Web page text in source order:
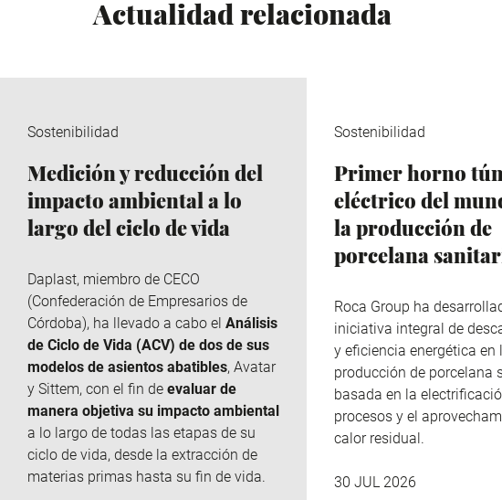
Actualidad relacionada
Sostenibilidad
Medición y reducción del
impacto ambiental a lo
largo del ciclo de vida
Daplast, miembro de CECO
(Confederación de Empresarios de
Córdoba), ha llevado a cabo el Análisis
de Ciclo de Vida (ACV) de dos de sus
modelos de asientos abatibles, Avatar
y Sittem, con el fin de evaluar de
manera objetiva su impacto ambiental
a lo largo de todas las etapas de su
ciclo de vida, desde la extracción de
materias primas hasta su fin de vida.
Sostenibilidad
Primer horno
eléctrico del
la producción de
porcelana
Roca Group ha
iniciativa integral de
y eficiencia energética en
producción de porcelana
basada en la
procesos y el
calor residual.
30 JUL 2026